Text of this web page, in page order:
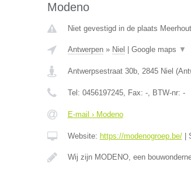
Modeno
Niet gevestigd in de plaats
Antwerpen» Niel Google maps ▼
Antwerpsestraat 30b, 2845 Niel (
Tel: 0456197245, Fax: -, BTW-nr: -
E-mail › Modeno
Website: https://modenogroep.be/|
Wij zijn MODENO, een